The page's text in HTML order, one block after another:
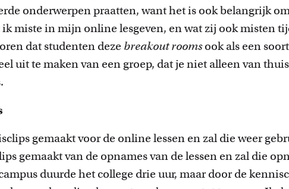
onderwerpen praatten, want het is ook belangrijk
miste in mijn online lesgeven, en wat zij ook misten
dat studenten deze breakout roomsook als een
uit te maken van een groep, dat je niet alleen van
gemaakt voor de online lessen en zal die weer
gemaakt van de opnames van de lessen en zal die
duurde het college drie uur, maar door de